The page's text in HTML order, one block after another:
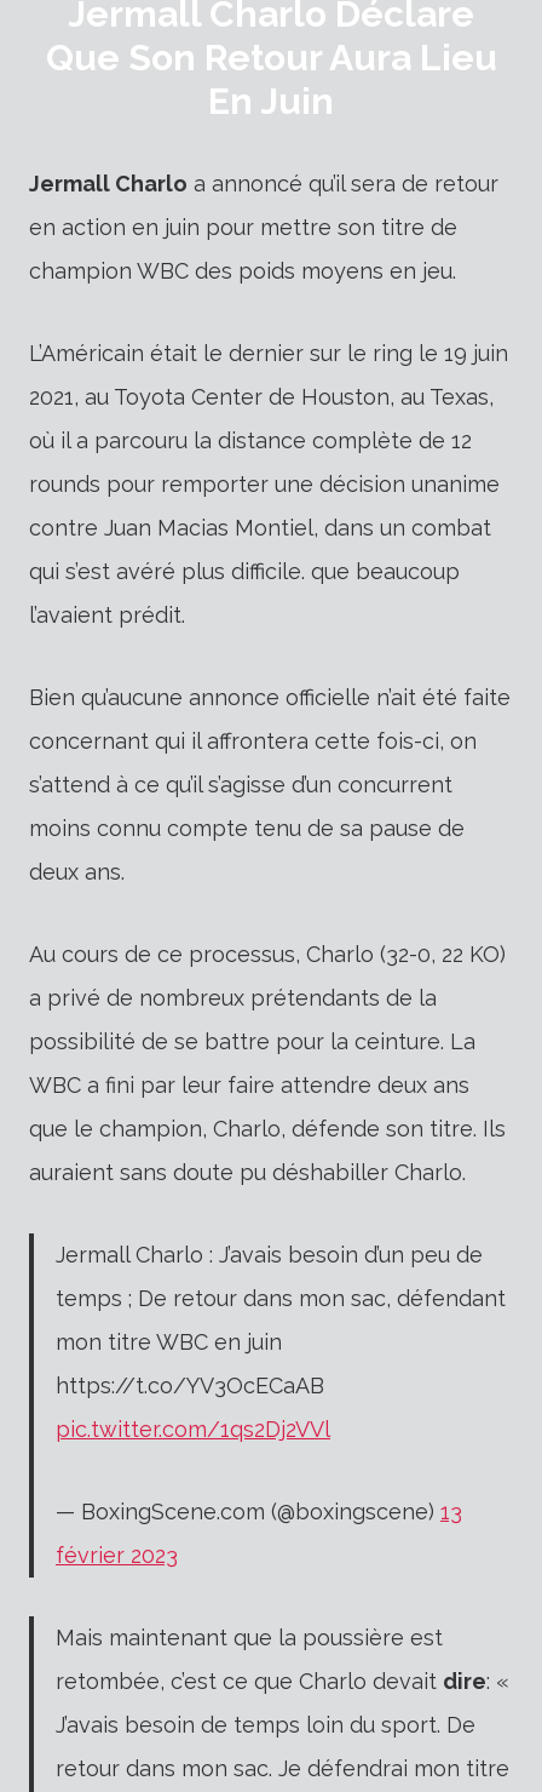
Jermall Charlo Déclare
Que Son Retour Aura Lieu
En Juin
Jermall Charlo a annoncé qu’il sera de retour
en action en juin pour mettre son titre de
champion WBC des poids moyens en jeu.
L’Américain était le dernier sur le ring le 19 juin
2021, au Toyota Center de Houston, au Texas,
où il a parcouru la distance complète de 12
rounds pour remporter une décision unanime
contre Juan Macias Montiel, dans un combat
qui s’est avéré plus difficile. que beaucoup
l’avaient prédit.
Bien qu’aucune annonce officielle n’ait été faite
concernant qui il affrontera cette fois-ci, on
s’attend à ce qu’il s’agisse d’un concurrent
moins connu compte tenu de sa pause de
deux ans.
Au cours de ce processus, Charlo (32-0, 22 KO)
a privé de nombreux prétendants de la
possibilité de se battre pour la ceinture. La
WBC a fini par leur faire attendre deux ans
que le champion, Charlo, défende son titre. Ils
auraient sans doute pu déshabiller Charlo.
Jermall Charlo : J’avais besoin d’un peu de
temps ; De retour dans mon sac, défendant
mon titre WBC en juin
https://t.co/YV3OcECaAB
pic.twitter.com/1qs2Dj2VVl
— BoxingScene.com (@boxingscene) 13
février 2023
Mais maintenant que la poussière est
retombée, c’est ce que Charlo devait dire: «
J’avais besoin de temps loin du sport. De
retour dans mon sac. Je défendrai mon titre